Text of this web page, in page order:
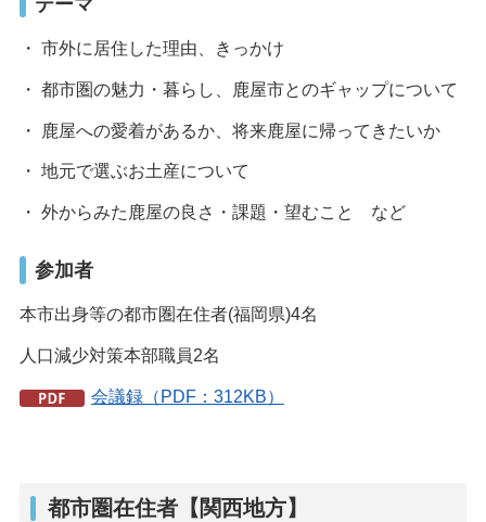
・ 市外に居住した理由、きっかけ
・ 都市圏の魅力・暮らし、鹿屋市とのギャップについて
・ 鹿屋への愛着があるか、将来鹿屋に帰ってきたいか
・ 地元で選ぶお土産について
・ 外からみた鹿屋の良さ・課題・望むこと など
参加者
本市出身等の都市圏在住者(福岡県)4名
人口減少対策本部職員2名
会議録（PDF：312KB）
都市圏在住者【関西地方】